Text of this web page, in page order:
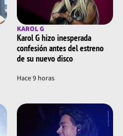
KAROL G
Karol G hizo inesperada
confesión antes del estreno
de su nuevo disco
Hace 9 horas